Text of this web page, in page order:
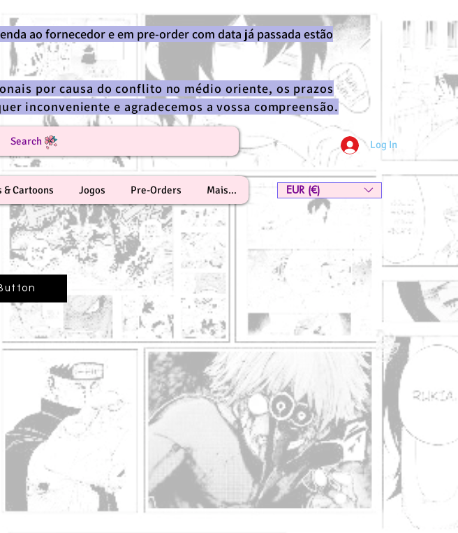
Log In
ao fornecedor e em pre-order com data já passada estão
por causa do conflito no médio oriente, os prazos
inconveniente e agradecemos a vossa compreensão.
Search
& Cartoons Jogos Pre-Orders Mais... EUR (€)